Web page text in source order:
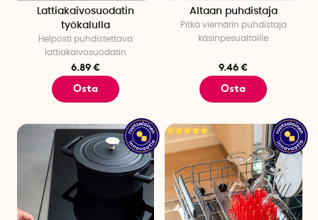
suojaavanRepellx-suojasuihkeen
joka suojaa tekstiilejä ja
kenkiä lialta sekä kätevän
lipputankomopin, joka puhdistaa
ilman, että sinun tarvitsee kaataa lipputankoa.
Tilaa jo tänään! Nopea toimitus!
Lattiakaivosuodatin
työkalulla
Helposti puhdistettava
lattiakaivosuodatin
6.89 €
Osta
Altaan puhdistaja
Pitkä viemärin puhdistaja
käsinpesualtaille
9.46 €
Osta